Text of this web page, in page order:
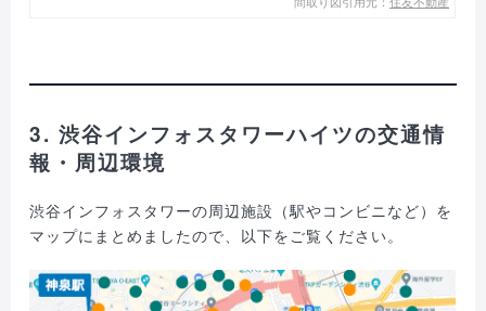
3. 渋谷インフォスタワーハイツの交通情
報・周辺環境
渋谷インフォスタワーの周辺施設（駅やコンビニなど）を
マップにまとめましたので、以下をご覧ください。